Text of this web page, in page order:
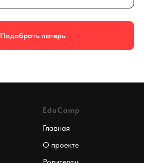
Подобрать лагерь
EduCamp
Главная
О проекте